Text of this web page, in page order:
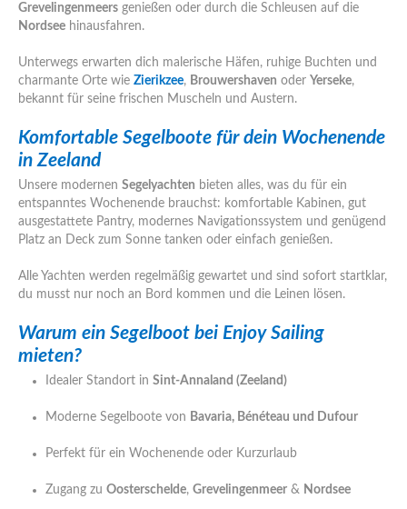
Grevelingenmeers genießen oder durch die Schleusen auf die
Nordsee hinausfahren.
Unterwegs erwarten dich malerische Häfen, ruhige Buchten und
charmante Orte wie Zierikzee, Brouwershaven oder Yerseke,
bekannt für seine frischen Muscheln und Austern.
Komfortable Segelboote für dein Wochenende
in Zeeland
Unsere modernen Segelyachten bieten alles, was du für ein
entspanntes Wochenende brauchst: komfortable Kabinen, gut
ausgestattete Pantry, modernes Navigationssystem und genügend
Platz an Deck zum Sonne tanken oder einfach genießen.
Alle Yachten werden regelmäßig gewartet und sind sofort startklar,
du musst nur noch an Bord kommen und die Leinen lösen.
Warum ein Segelboot bei Enjoy Sailing
mieten?
Idealer Standort in Sint-Annaland (Zeeland)
Moderne Segelboote von Bavaria, Bénéteau und Dufour
Perfekt für ein Wochenende oder Kurzurlaub
Zugang zu Oosterschelde, Grevelingenmeer & Nordsee